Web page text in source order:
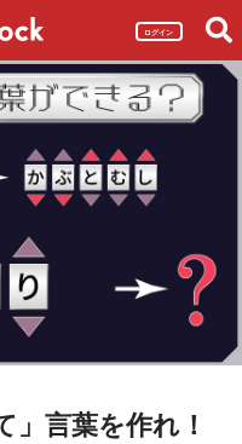
ログイン
言葉を作れ！